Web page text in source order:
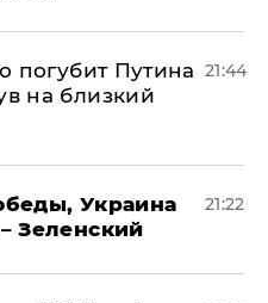
погубит Путина
на близкий
21:44
Украина
Зеленский
21:22